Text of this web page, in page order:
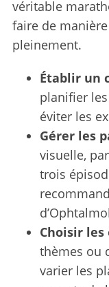
véritable
faire de
pleinement.
Établir un
planifier
éviter les
Gérer les
visuelle,
trois
Choisir les
thèmes ou
varier les